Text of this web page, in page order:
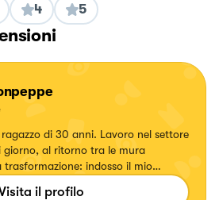
4 5
di 30 anni. Lavoro nel settore
giorno, al ritorno tra le mura
trasformazione: indosso il mio
il profilo